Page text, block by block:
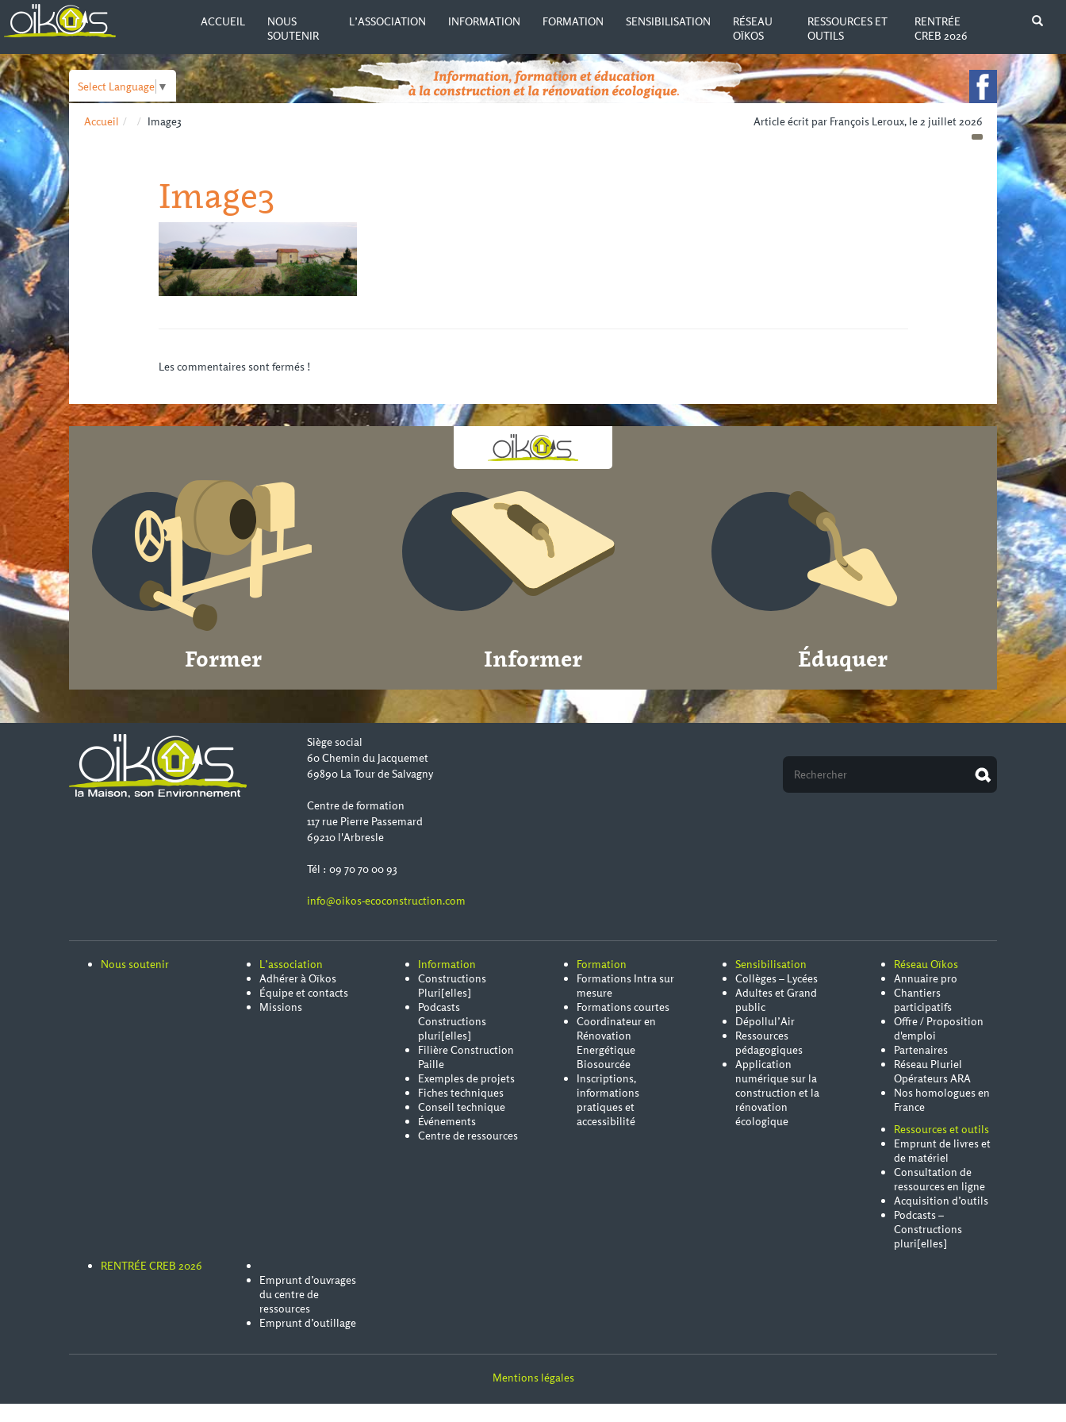
ACCUEIL
NOUS
SOUTENIR
L’ASSOCIATION INFORMATION FORMATION SENSIBILISATION
RÉSEAU
OÏKOS
RESSOURCES ET
OUTILS
RENTRÉE
CREB 2026
Select Language ▼
Accueil Image3 Article écrit par François Leroux, le 2 juillet 2026
Image3
Les commentaires sont fermés !
Former Informer Éduquer
Siège social
60 Chemin du Jacquemet
69890 La Tour de Salvagny
Centre de formation
117 rue Pierre Passemard
69210 l'Arbresle
Tél : 09 70 70 00 93
info@oikos-ecoconstruction.com
Nous soutenir
L’association
Adhérer à Oïkos
Équipe et contacts
Missions
Information
Constructions
Pluri[elles]
Podcasts
Constructions
pluri[elles]
Filière Construction
Paille
Exemples de projets
Fiches techniques
Conseil technique
Événements
Centre de ressources
Formation
Formations Intra sur
mesure
Formations courtes
Coordinateur en
Rénovation
Energétique
Biosourcée
Inscriptions,
informations
pratiques et
accessibilité
Sensibilisation
Collèges – Lycées
Adultes et Grand
public
Dépollul’Air
Ressources
pédagogiques
Application
numérique sur la
construction et la
rénovation
écologique
Réseau Oïkos
Annuaire pro
Chantiers
participatifs
Offre / Proposition
d'emploi
Partenaires
Réseau Pluriel
Opérateurs ARA
Nos homologues en
France
Ressources et outils
Emprunt de livres et
de matériel
Consultation de
ressources en ligne
Acquisition d’outils
Podcasts –
Constructions
pluri[elles]
RENTRÉE CREB 2026
Emprunt d’ouvrages
du centre de
ressources
Emprunt d’outillage
Mentions légales